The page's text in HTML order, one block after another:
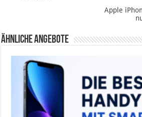
Apple
Ähnliche Angebote